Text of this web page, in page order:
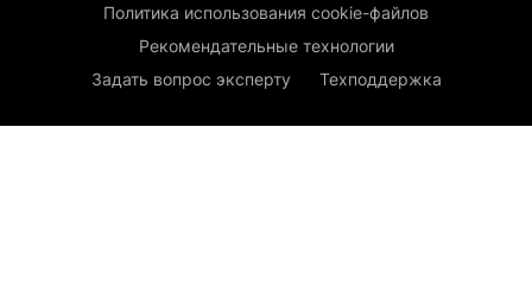
Политика использования cookie-файлов
Рекомендательные технологии
Задать вопрос эксперту
Техподдержка